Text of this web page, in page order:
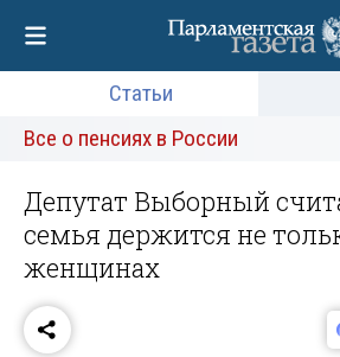
Статьи
Все о пенсиях в России
Депутат Выборный
семья держится не
женщинах